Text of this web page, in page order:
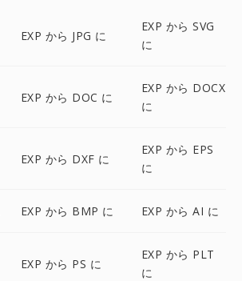
EXP から JPG に
EXP から SVG
に
EXP から DOC に
EXP から DOCX
に
EXP から DXF に
EXP から EPS
に
EXP から BMP に EXP から AI に
EXP から PS に
EXP から PLT
に